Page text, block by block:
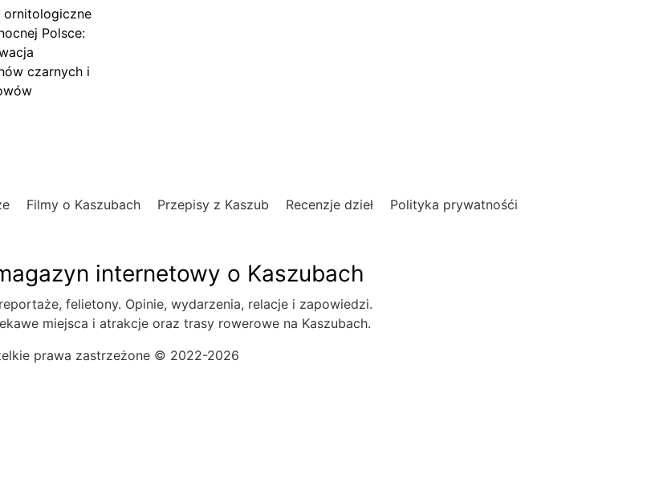
ornitologiczne
Polsce:
czarnych i
Filmy o Kaszubach Przepisy z Kaszub Recenzje dzieł Polityka prywatnośći
internetowy o Kaszubach
felietony. Opinie, wydarzenia, relacje i zapowiedzi.
miejsca i atrakcje oraz trasy rowerowe na Kaszubach.
prawa zastrzeżone © 2022-2026